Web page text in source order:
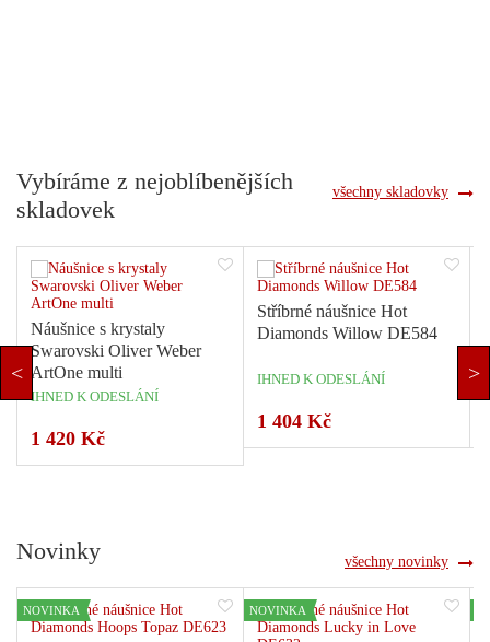
všechny skladovky
Vybíráme z nejoblíbenějších
skladovek
Náušnice s krystaly
Swarovski Oliver Weber
ArtOne multi
IHNED K ODESLÁNÍ
1 420 Kč
Stříbrné náušnice Hot
Diamonds Willow DE584
IHNED K ODESLÁNÍ
1 404 Kč
všechny novinky
Novinky
NOVINKA NOVINKA